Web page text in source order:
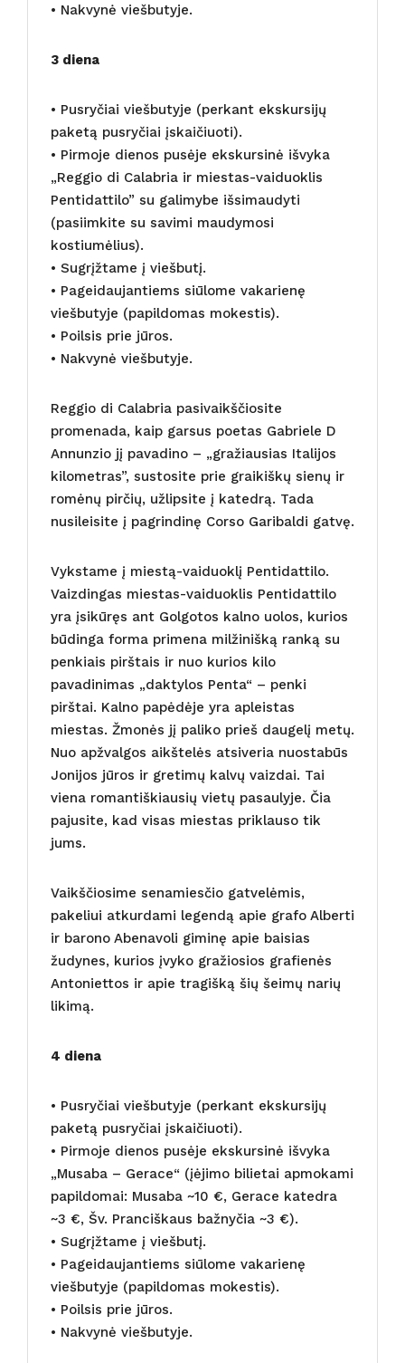
• Nakvynė viešbutyje.
3 diena
• Pusryčiai viešbutyje (perkant ekskursijų
paketą pusryčiai įskaičiuoti).
• Pirmoje dienos pusėje ekskursinė išvyka
„Reggio di Calabria ir miestas-vaiduoklis
Pentidattilo” su galimybe išsimaudyti
(pasiimkite su savimi maudymosi
kostiumėlius).
• Sugrįžtame į viešbutį.
• Pageidaujantiems siūlome vakarienę
viešbutyje (papildomas mokestis).
• Poilsis prie jūros.
• Nakvynė viešbutyje.
Reggio di Calabria pasivaikščiosite
promenada, kaip garsus poetas Gabriele D
Annunzio jį pavadino – „gražiausias Italijos
kilometras”, sustosite prie graikiškų sienų ir
romėnų pirčių, užlipsite į katedrą. Tada
nusileisite į pagrindinę Corso Garibaldi gatvę.
Vykstame į miestą-vaiduoklį Pentidattilo.
Vaizdingas miestas-vaiduoklis Pentidattilo
yra įsikūręs ant Golgotos kalno uolos, kurios
būdinga forma primena milžinišką ranką su
penkiais pirštais ir nuo kurios kilo
pavadinimas „daktylos Penta“ – penki
pirštai. Kalno papėdėje yra apleistas
miestas. Žmonės jį paliko prieš daugelį metų.
Nuo apžvalgos aikštelės atsiveria nuostabūs
Jonijos jūros ir gretimų kalvų vaizdai. Tai
viena romantiškiausių vietų pasaulyje. Čia
pajusite, kad visas miestas priklauso tik
jums.
Vaikščiosime senamiesčio gatvelėmis,
pakeliui atkurdami legendą apie grafo Alberti
ir barono Abenavoli giminę apie baisias
žudynes, kurios įvyko gražiosios grafienės
Antoniettos ir apie tragišką šių šeimų narių
likimą.
4 diena
• Pusryčiai viešbutyje (perkant ekskursijų
paketą pusryčiai įskaičiuoti).
• Pirmoje dienos pusėje ekskursinė išvyka
„Musaba – Gerace“ (įėjimo bilietai apmokami
papildomai: Musaba ~10 €, Gerace katedra
~3 €, Šv. Pranciškaus bažnyčia ~3 €).
• Sugrįžtame į viešbutį.
• Pageidaujantiems siūlome vakarienę
viešbutyje (papildomas mokestis).
• Poilsis prie jūros.
• Nakvynė viešbutyje.